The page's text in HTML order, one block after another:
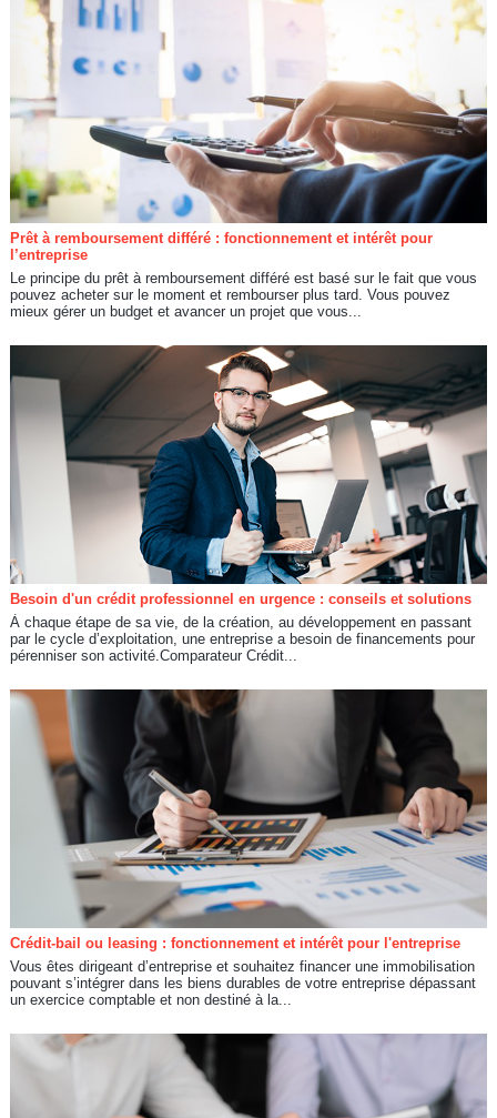
Prêt à remboursement différé : fonctionnement et intérêt pour
l’entreprise
Le principe du prêt à remboursement différé est basé sur le fait que vous
pouvez acheter sur le moment et rembourser plus tard. Vous pouvez
mieux gérer un budget et avancer un projet que vous...
Besoin d'un crédit professionnel en urgence : conseils et solutions
À chaque étape de sa vie, de la création, au développement en passant
par le cycle d’exploitation, une entreprise a besoin de financements pour
pérenniser son activité.Comparateur Crédit...
Crédit-bail ou leasing : fonctionnement et intérêt pour l'entreprise
Vous êtes dirigeant d’entreprise et souhaitez financer une immobilisation
pouvant s’intégrer dans les biens durables de votre entreprise dépassant
un exercice comptable et non destiné à la...